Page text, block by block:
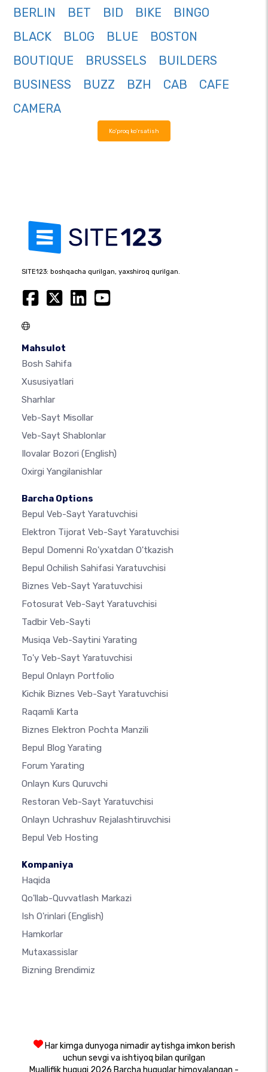
BERLIN
BET BID BIKE
BINGO
BLACK
BLOG BLUE
BOSTON
BOUTIQUE
BRUSSELS
BUILDERS
BUSINESS
BUZZ BZH CAB
CAFE
CAMERA
Ko'proq ko'rsatish
SITE123: boshqacha qurilgan, yaxshiroq qurilgan.
Mahsulot
Bosh Sahifa
Xususiyatlari
Sharhlar
Veb-Sayt Misollar
Veb-Sayt Shablonlar
Ilovalar Bozori (English)
Oxirgi Yangilanishlar
Barcha Options
Bepul Veb-Sayt Yaratuvchisi
Elektron Tijorat Veb-Sayt Yaratuvchisi
Bepul Domenni Ro'yxatdan O'tkazish
Bepul Ochilish Sahifasi Yaratuvchisi
Biznes Veb-Sayt Yaratuvchisi
Fotosurat Veb-Sayt Yaratuvchisi
Tadbir Veb-Sayti
Musiqa Veb-Saytini Yarating
To'y Veb-Sayt Yaratuvchisi
Bepul Onlayn Portfolio
Kichik Biznes Veb-Sayt Yaratuvchisi
Raqamli Karta
Biznes Elektron Pochta Manzili
Bepul Blog Yarating
Forum Yarating
Onlayn Kurs Quruvchi
Restoran Veb-Sayt Yaratuvchisi
Onlayn Uchrashuv Rejalashtiruvchisi
Bepul Veb Hosting
Kompaniya
Haqida
Qo'llab-Quvvatlash Markazi
Ish O'rinlari (English)
Hamkorlar
Mutaxassislar
Bizning Brendimiz
Har kimga dunyoga nimadir aytishga imkon berish
uchun sevgi va ishtiyoq bilan qurilgan
Mualliflik huquqi 2026 Barcha huquqlar himoyalangan -